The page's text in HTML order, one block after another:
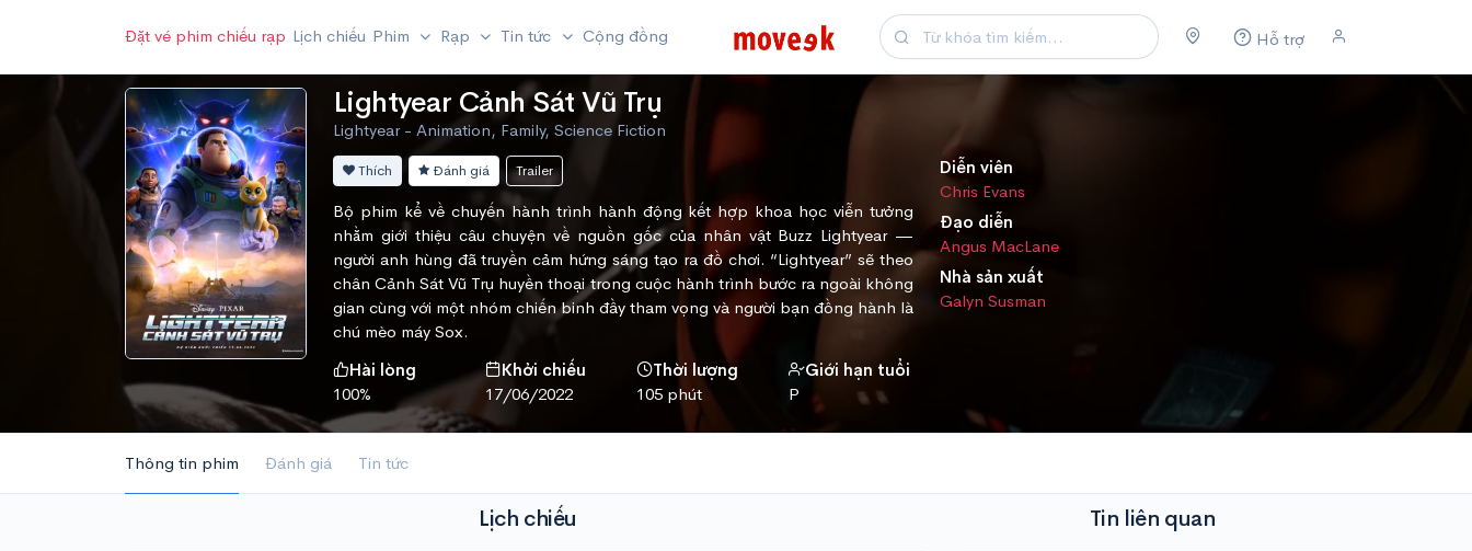
Hỗ trợ
Đặt vé phim chiếu rạp Lịch chiếu Phim Rạp Tin tức Cộng đồng
Lightyear Cảnh Sát Vũ Trụ
Lightyear - Animation, Family, Science Fiction
Thích Đánh giá Trailer
Bộ phim kể về chuyến hành trình hành động kết hợp khoa học viễn tưởng
nhằm giới thiệu câu chuyện về nguồn gốc của nhân vật Buzz Lightyear —
người anh hùng đã truyền cảm hứng sáng tạo ra đồ chơi. “Lightyear” sẽ theo
chân Cảnh Sát Vũ Trụ huyền thoại trong cuộc hành trình bước ra ngoài không
gian cùng với một nhóm chiến binh đầy tham vọng và người bạn đồng hành là
chú mèo máy Sox.
Hài lòng
100%
Khởi chiếu
17/06/2022
Thời lượng
105 phút
Giới hạn tuổi
P
Diễn viên
Chris Evans
Đạo diễn
Angus MacLane
Nhà sản xuất
Galyn Susman
Thông tin phim Đánh giá Tin tức
Lịch chiếu Tin liên quan